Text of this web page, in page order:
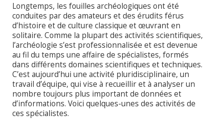
Longtemps, les fouilles archéologiques ont été
conduites par des amateurs et des érudits férus
d’histoire et de culture classique et œuvrant en
solitaire. Comme la plupart des activités scientifiques,
l’archéologie s’est professionnalisée et est devenue
au fil du temps une affaire de spécialistes, formés
dans différents domaines scientifiques et techniques.
C’est aujourd’hui une activité pluridisciplinaire, un
travail d’équipe, qui vise à recueillir et à analyser un
nombre toujours plus important de données et
d’informations. Voici quelques-unes des activités de
ces spécialistes.